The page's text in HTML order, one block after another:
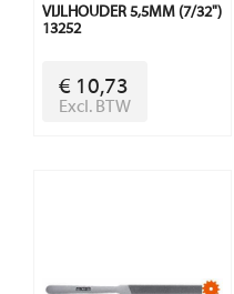
VIJLHOUDER 5,5MM (7/32")
13252
€ 10,73
Excl. BTW